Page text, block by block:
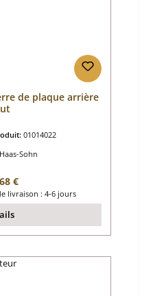
de plaque arrière
01014022
Haas-Sohn
:
€
livraison : 4-6 jours